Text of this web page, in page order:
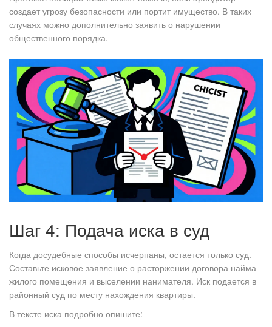
создает угрозу безопасности или портит имущество. В таких
случаях можно дополнительно заявить о нарушении
общественного порядка.
Шаг 4: Подача иска в суд
Когда досудебные способы исчерпаны, остается только суд.
Составьте исковое заявление о расторжении договора найма
жилого помещения и выселении нанимателя. Иск подается в
районный суд по месту нахождения квартиры.
В тексте иска подробно опишите: